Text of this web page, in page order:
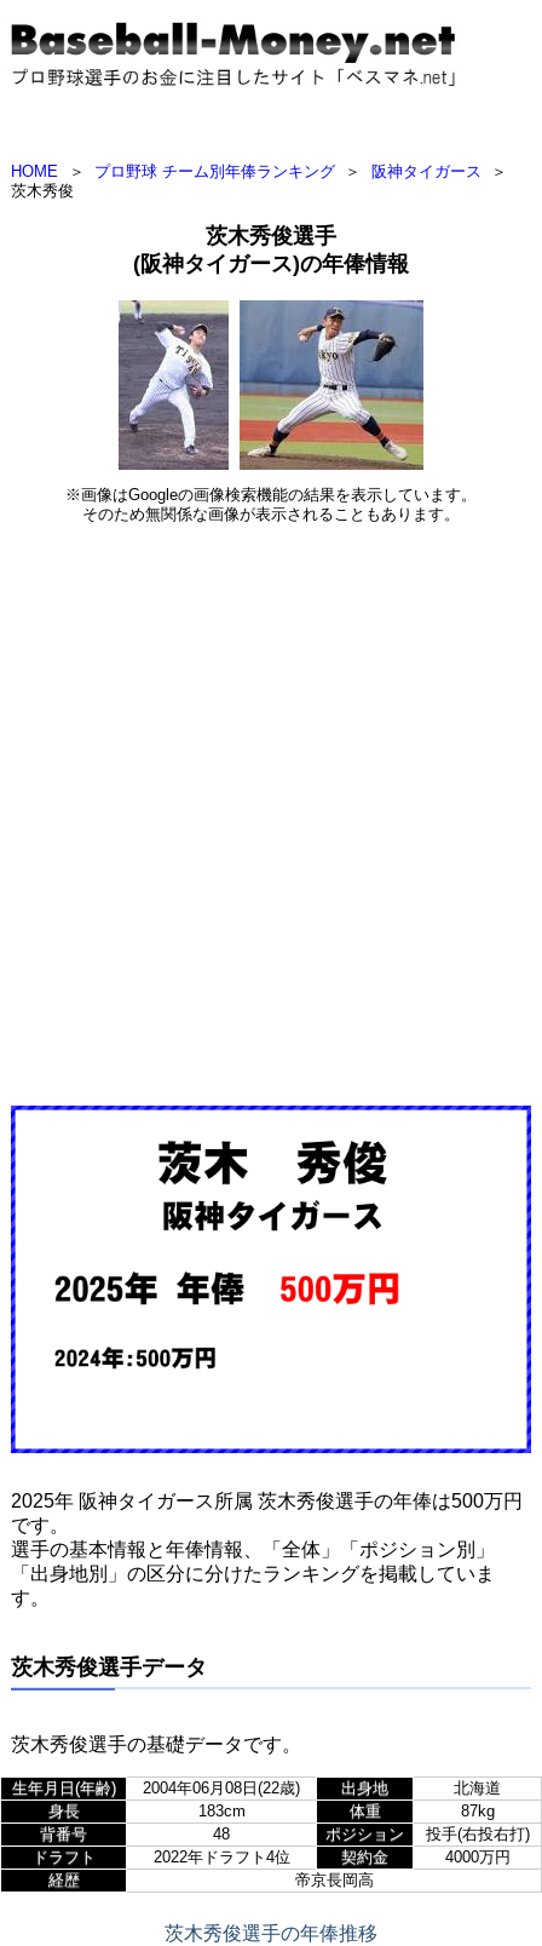
HOME ＞ プロ野球 チーム別年俸ランキング ＞ 阪神タイガース
＞
茨木秀俊
茨木秀俊選手
(阪神タイガース)の年俸情報
※画像はGoogleの画像検索機能の結果を表示しています。
そのため無関係な画像が表示されることもあります。
2025年 阪神タイガース所属 茨木秀俊選手の年俸は500万円
です。
選手の基本情報と年俸情報、「全体」「ポジション別」
「出身地別」の区分に分けたランキングを掲載していま
す。
茨木秀俊選手データ
茨木秀俊選手の基礎データです。
生年月日(年齢) 2004年06月08日(22歳) 出身地
北海道
身長
183cm 体重
87kg
背番号
48 ポジション
投手(右投右打)
ドラフト
2022年ドラフト4位 契約金
4000万円
経歴
帝京長岡高
茨木秀俊選手の年俸推移